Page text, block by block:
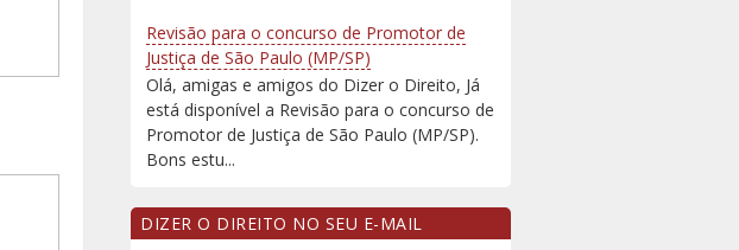
Revisão para o concurso de Promotor de
Justiça de São Paulo (MP/SP)
Olá, amigas e amigos do Dizer o Direito, Já
está disponível a Revisão para o concurso de
Promotor de Justiça de São Paulo (MP/SP).
Bons estu...
DIZER O DIREITO NO SEU E-MAIL